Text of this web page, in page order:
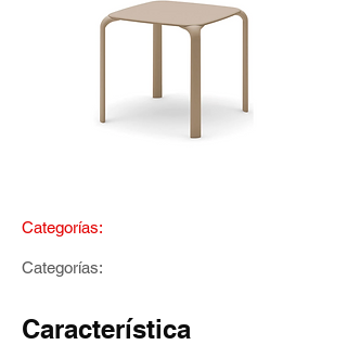
Categorías:
Categorías:
Característica